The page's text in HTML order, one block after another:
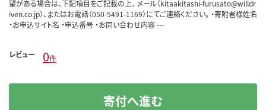
望がある場合は、下記項目をご記載の上、 メール（kitaakitashi-furusato@willdr
iven.co.jp）、またはお電話（050-5491-1169）にてご連絡ください。 ・寄附者様姓名
・お申込サイト名 ・申込番号 ・お問い合わせ内容 ---
レビュー 0件
寄付へ進む